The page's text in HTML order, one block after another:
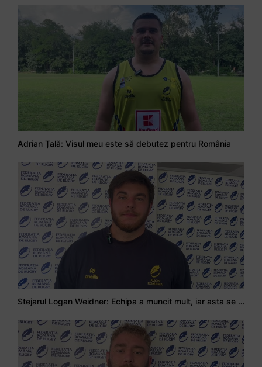
Adrian Țală: Visul meu este să debutez pentru România
Stejarul Logan Weidner: Echipa a muncit mult, iar asta se va vedea în meciurile de la Nations Cup